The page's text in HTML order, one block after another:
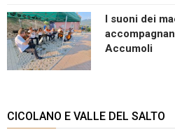
I suoni dei
Accumoli
CICOLANO E VALLE DEL SALTO